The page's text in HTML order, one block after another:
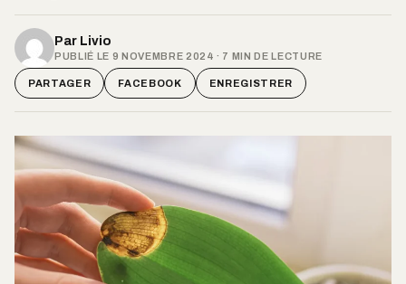
Par Livio
PUBLIÉ LE 9 NOVEMBRE 2024 · 7 MIN DE LECTURE
PARTAGER FACEBOOK ENREGISTRER